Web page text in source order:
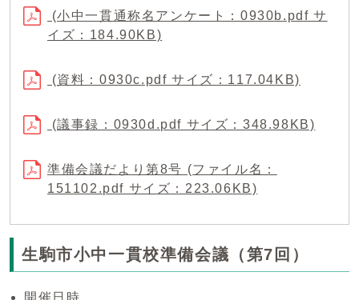
(小中一貫通称名アンケート：0930b.pdf サ
イズ：184.90KB)
(資料：0930c.pdf サイズ：117.04KB)
(議事録：0930d.pdf サイズ：348.98KB)
準備会議だより第8号 (ファイル名：
151102.pdf サイズ：223.06KB)
生駒市小中一貫校準備会議（第7回）
開催日時